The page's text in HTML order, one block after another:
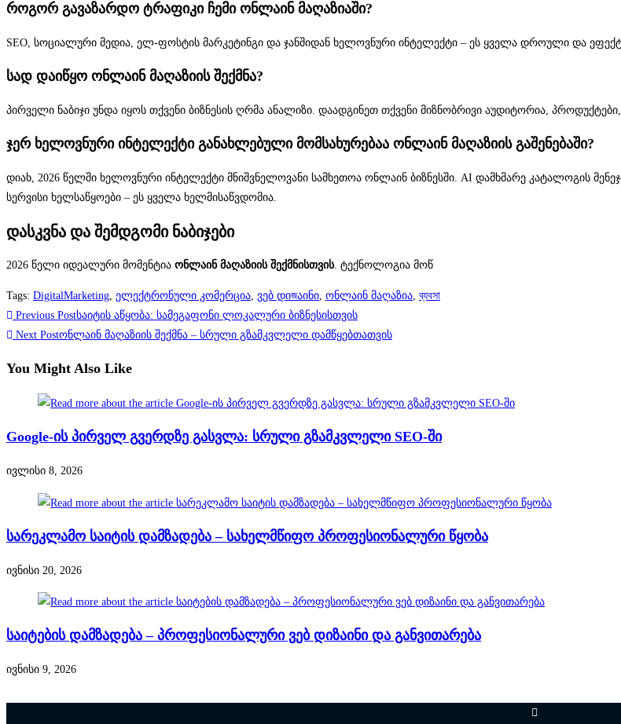
როგორ გავაზარდო ტრაფიკი ჩემი ონლაინ მაღაზიაში?
SEO, სოციალური მედია, ელ-ფოსტის მარკეტინგი და ჯანშიდან ხელოვნური ინტელექტი – ეს ყველა დროული და
სად დაიწყო ონლაინ მაღაზიის შექმნა?
პირველი ნაბიჯი უნდა იყოს თქვენი ბიზნესის ღრმა ანალიზი. დაადგინეთ თქვენი მიზნობრივი აუდიტორია,
ჯერ ხელოვნური ინტელექტი განახლებული მომსახურებაა ონლაინ მაღაზიის გაშენებაში?
დიახ, 2026 წელში ხელოვნური ინტელექტი მნიშვნელოვანი სამხეთოა ონლაინ ბიზნესში. AI დამხმარე კატალოგის
სერვისი ხელსაწყოები – ეს ყველა ხელმისაწვდომია.
დასკვნა და შემდგომი ნაბიჯები
2026 წელი იდეალური მომენტია ონლაინ მაღაზიის შექმნისთვის. ტექნოლოგია მოწ
Tags: DigitalMarketing, ელექტრონული კომერცია, ვებ დიজაინი, ონლაინ მაღაზია, ব্যবসা
Read
more
articles
Previous Postსაიტის აწყობა: სამეგაფონი ლოკალური ბიზნესისთვის
Next Postონლაინ მაღაზიის შექმნა – სრული გზამკვლელი დამწყებთათვის
You Might Also Like
Google-ის პირველ გვერდზე გასვლა: სრული გზამკვლელი SEO-ში
ივლისი 8, 2026
სარეკლამო საიტის დამზადება – სახელმწიფო პროფესიონალური წყობა
ივნისი 20, 2026
საიტების დამზადება – პროფესიონალური ვებ დიზაინი და განვითარება
ივნისი 9, 2026